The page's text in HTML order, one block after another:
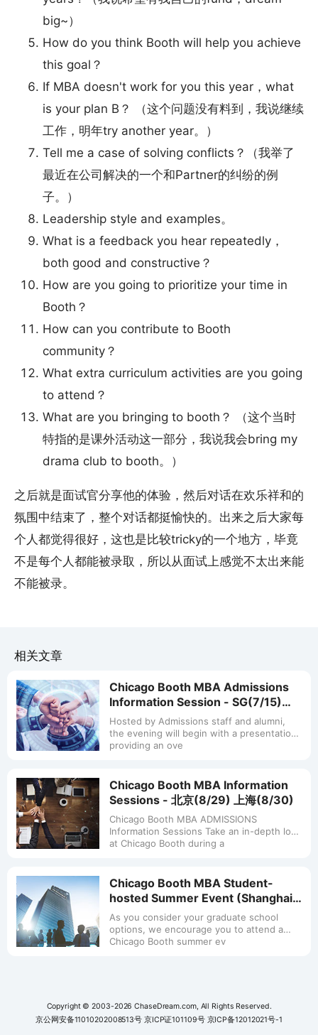
big~）
How do you think Booth will help you achieve
this goal？
If MBA doesn't work for you this year，what
is your plan B？ （这个问题没有料到，我说继续
工作，明年try another year。）
Tell me a case of solving conflicts？（我举了
最近在公司解决的一个和Partner的纠纷的例
子。）
Leadership style and examples。
What is a feedback you hear repeatedly，
both good and constructive？
How are you going to prioritize your time in
Booth？
How can you contribute to Booth
community？
What extra curriculum activities are you going
to attend？
What are you bringing to booth？ （这个当时
特指的是课外活动这一部分，我说我会bring my
drama club to booth。）
之后就是面试官分享他的体验，然后对话在欢乐祥和的
氛围中结束了，整个对话都挺愉快的。出来之后大家每
个人都觉得很好，这也是比较tricky的一个地方，毕竟
不是每个人都能被录取，所以从面试上感觉不太出来能
不能被录。
相关文章
Chicago Booth MBA Admissions
Information Session - SG(7/15)
HK(7/16) SH(7/17) BJ(7/18)
TP(7/23)
Hosted by Admissions staff and alumni,
the evening will begin with a presentation
providing an ove
Chicago Booth MBA Information
Sessions - 北京(8/29) 上海(8/30)
Chicago Booth MBA ADMISSIONS
Information Sessions Take an in-depth look
at Chicago Booth during a
Chicago Booth MBA Student-
hosted Summer Event (Shanghai,
July 15)
As you consider your graduate school
options, we encourage you to attend a
Chicago Booth summer ev
Copyright © 2003-2026 ChaseDream.com, All Rights Reserved.
京公网安备11010202008513号 京ICP证101109号 京ICP备12012021号-1